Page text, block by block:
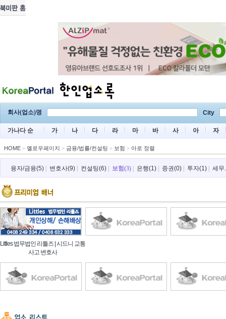
회사(업소)명 City
가나다 순 가 나 다 라 마 바 사 아 자
HOME > 옐로우페이지 > 금융/법률/컨설팅 > 보험 > 아로 정렬
융자/금융(5) 변호사(9) 컨설팅(6) 보험(3) 은행(1) 증권(0) 투자(1) 세무
Littles 법무법인 리틀즈 | 시드니 교통
사고 변호사